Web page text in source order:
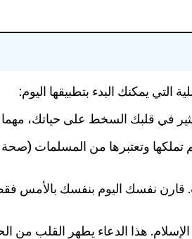
يمكنك البدء بتطبيقها اليوم:
في قلبك السخط على حياتك،
تملكها وتعتبرها من المسلمات
قارن نفسك اليوم بنفسك
هذا الدعاء يطهر القلب من